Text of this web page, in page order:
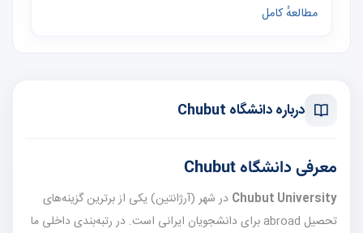
مطالعهٔ کامل
درباره دانشگاه Chubut
معرفی دانشگاه Chubut
Chubut University در شهر(آرژانتین) یکی از برترین گزینه‌های
تحصیل abroad برای دانشجویان ایرانی است. در رتبه‌بندی داخلی ما